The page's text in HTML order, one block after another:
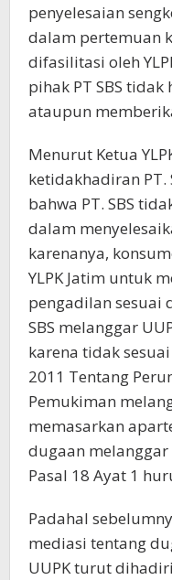
penyelesaian
dalam pertemuan
difasilitasi oleh
pihak PT SBS
ataupun
Menurut Ketua
ketidakhadiran
bahwa PT. SBS
dalam
karenanya,
YLPK Jatim untuk
pengadilan sesuai
SBS melanggar
karena tidak
2011 Tentang
Pemukiman
memasarkan
dugaan melanggar
Pasal 18 Ayat 1
Padahal
mediasi tentang
UUPK turut